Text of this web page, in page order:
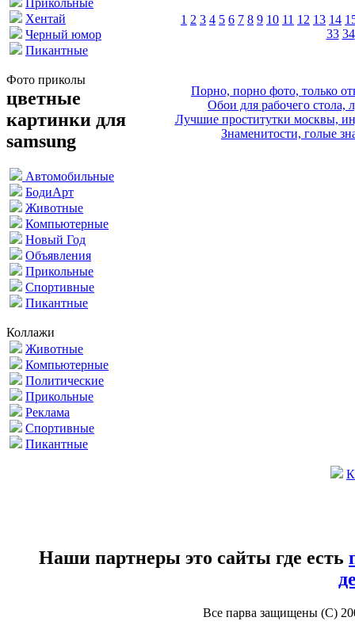
Прикольные
Хентай
Черный юмор
Пикантные
Фото приколы
цветные
картинки для
samsung
Автомобильные
БодиАрт
Животные
Компьютерные
Новый Год
Объявления
Прикольные
Спортивные
Пикантные
Коллажи
Животные
Компьютерные
Политические
Прикольные
Реклама
Спортивные
Пикантные
1 2 3 4 5 6 7 8 9 10 11 12 13 14
33 34
Порно, порно фото, только
Обои для рабочего стола,
Лучшие проститутки москвы,
Знаменитости, голые
Наши партнеры это сайты где есть
Все парва защищены (С)